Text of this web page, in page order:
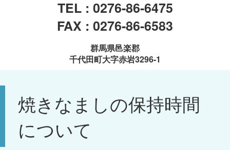
TEL : 0276-86-6475
FAX : 0276-86-6583
群馬県邑楽郡
千代田町大字赤岩3296-1
焼きなましの保持時間
について